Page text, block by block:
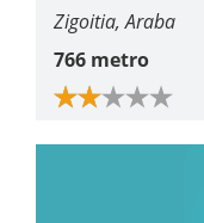
Zigoitia, Araba
766 metro